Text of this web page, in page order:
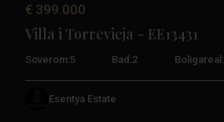
€ 399.000
Villa i Torrevieja – EE13431
Soverom:5 Bad:2 Boligareal:
Esentya Estate